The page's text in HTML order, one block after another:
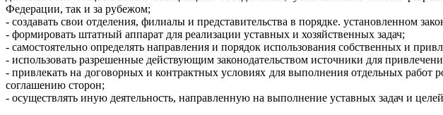
Федерации, так и за рубежом;
- создавать свои отделения, филиалы и представительства в порядке. установленном
- формировать штатный аппарат для реализации уставных и хозяйственных задач;
- самостоятельно определять направления и порядок использования собственных и
- использовать разрешенные действующим законодательством источники для
- привлекать на договорных и контрактных условиях для выполнения отдельных
соглашению сторон;
- осуществлять иную деятельность, направленную на выполнение уставных задач и